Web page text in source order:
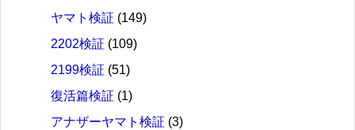
ヤマト検証 (149)
2202検証 (109)
2199検証 (51)
復活篇検証 (1)
アナザーヤマト検証 (3)